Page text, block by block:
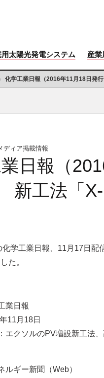
太陽光発電システム 産業
化学工業日報（2016年11月18日発
ディア掲載情報
日報（
新工法「
化学工業日報、11月17日
た。
業日報
11月18日
エクソルのPV増設新工法
ルギー新聞（Web）